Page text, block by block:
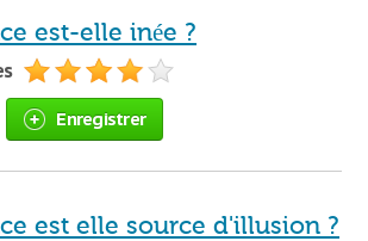
est-elle inée ?
Enregistrer
est elle source d'illusion ?